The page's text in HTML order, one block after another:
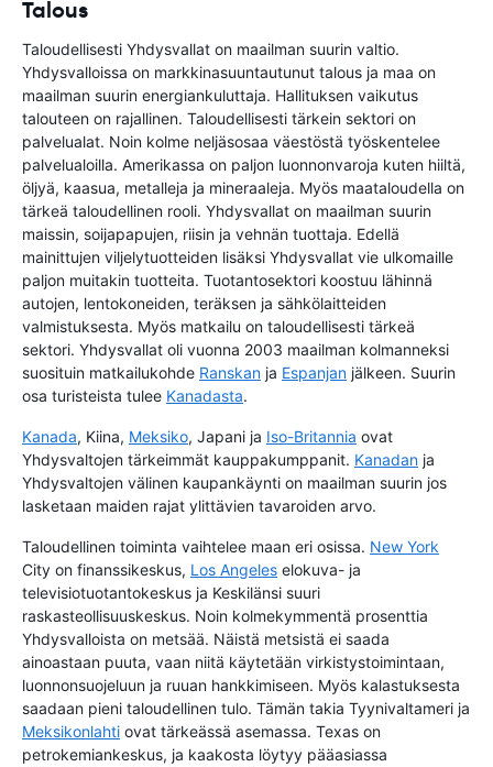
Talous
Taloudellisesti Yhdysvallat on maailman suurin valtio.
Yhdysvalloissa on markkinasuuntautunut talous ja maa on
maailman suurin energiankuluttaja. Hallituksen vaikutus
talouteen on rajallinen. Taloudellisesti tärkein sektori on
palvelualat. Noin kolme neljäsosaa väestöstä työskentelee
palvelualoilla. Amerikassa on paljon luonnonvaroja kuten hiiltä,
öljyä, kaasua, metalleja ja mineraaleja. Myös maataloudella on
tärkeä taloudellinen rooli. Yhdysvallat on maailman suurin
maissin, soijapapujen, riisin ja vehnän tuottaja. Edellä
mainittujen viljelytuotteiden lisäksi Yhdysvallat vie ulkomaille
paljon muitakin tuotteita. Tuotantosektori koostuu lähinnä
autojen, lentokoneiden, teräksen ja sähkölaitteiden
valmistuksesta. Myös matkailu on taloudellisesti tärkeä
sektori. Yhdysvallat oli vuonna 2003 maailman kolmanneksi
suosituin matkailukohde Ranskan ja Espanjan jälkeen. Suurin
osa turisteista tulee Kanadasta.
Kanada, Kiina, Meksiko, Japani ja Iso-Britannia ovat
Yhdysvaltojen tärkeimmät kauppakumppanit. Kanadan ja
Yhdysvaltojen välinen kaupankäynti on maailman suurin jos
lasketaan maiden rajat ylittävien tavaroiden arvo.
Taloudellinen toiminta vaihtelee maan eri osissa. New York
City on finanssikeskus, Los Angeles elokuva- ja
televisiotuotantokeskus ja Keskilänsi suuri
raskasteollisuuskeskus. Noin kolmekymmentä prosenttia
Yhdysvalloista on metsää. Näistä metsistä ei saada
ainoastaan puuta, vaan niitä käytetään virkistystoimintaan,
luonnonsuojeluun ja ruuan hankkimiseen. Myös kalastuksesta
saadaan pieni taloudellinen tulo. Tämän takia Tyynivaltameri ja
Meksikonlahti ovat tärkeässä asemassa. Texas on
petrokemiankeskus, ja kaakosta löytyy pääasiassa